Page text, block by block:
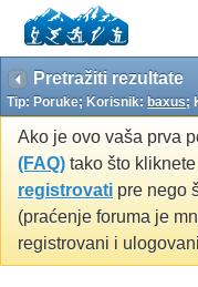
Pretražiti rezultate
Tip: Poruke; Korisnik: baxus;
Ako je ovo vaša prva
(FAQ) tako što
registrovati pre nego
(praćenje foruma je
registrovani i